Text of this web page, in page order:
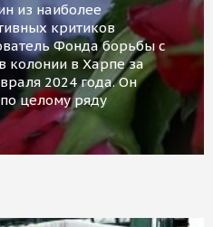
из наиболее
критиков
Фонда борьбы с
колонии в Харпе за
2024 года. Он
целому ряду